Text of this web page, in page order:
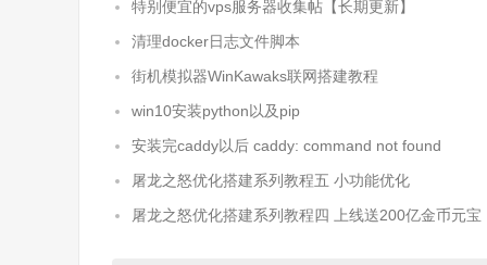
特别便宜的vps服务器收集帖【长期更新】
清理docker日志文件脚本
街机模拟器WinKawaks联网搭建教程
win10安装python以及pip
安装完caddy以后 caddy: command not found
屠龙之怒优化搭建系列教程五 小功能优化
屠龙之怒优化搭建系列教程四 上线送200亿金币元宝